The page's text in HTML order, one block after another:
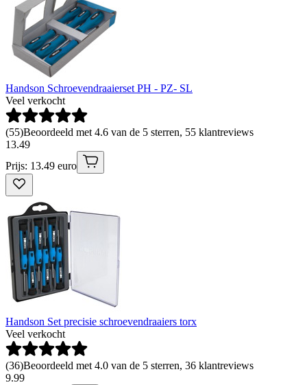
Handson Schroevendraaierset PH - PZ- SL
Veel verkocht
(55)Beoordeeld met 4.6 van de 5 sterren, 55 klantreviews
13.49
Prijs: 13.49 euro
Handson Set precisie schroevendraaiers torx
Veel verkocht
(36)Beoordeeld met 4.0 van de 5 sterren, 36 klantreviews
9.99